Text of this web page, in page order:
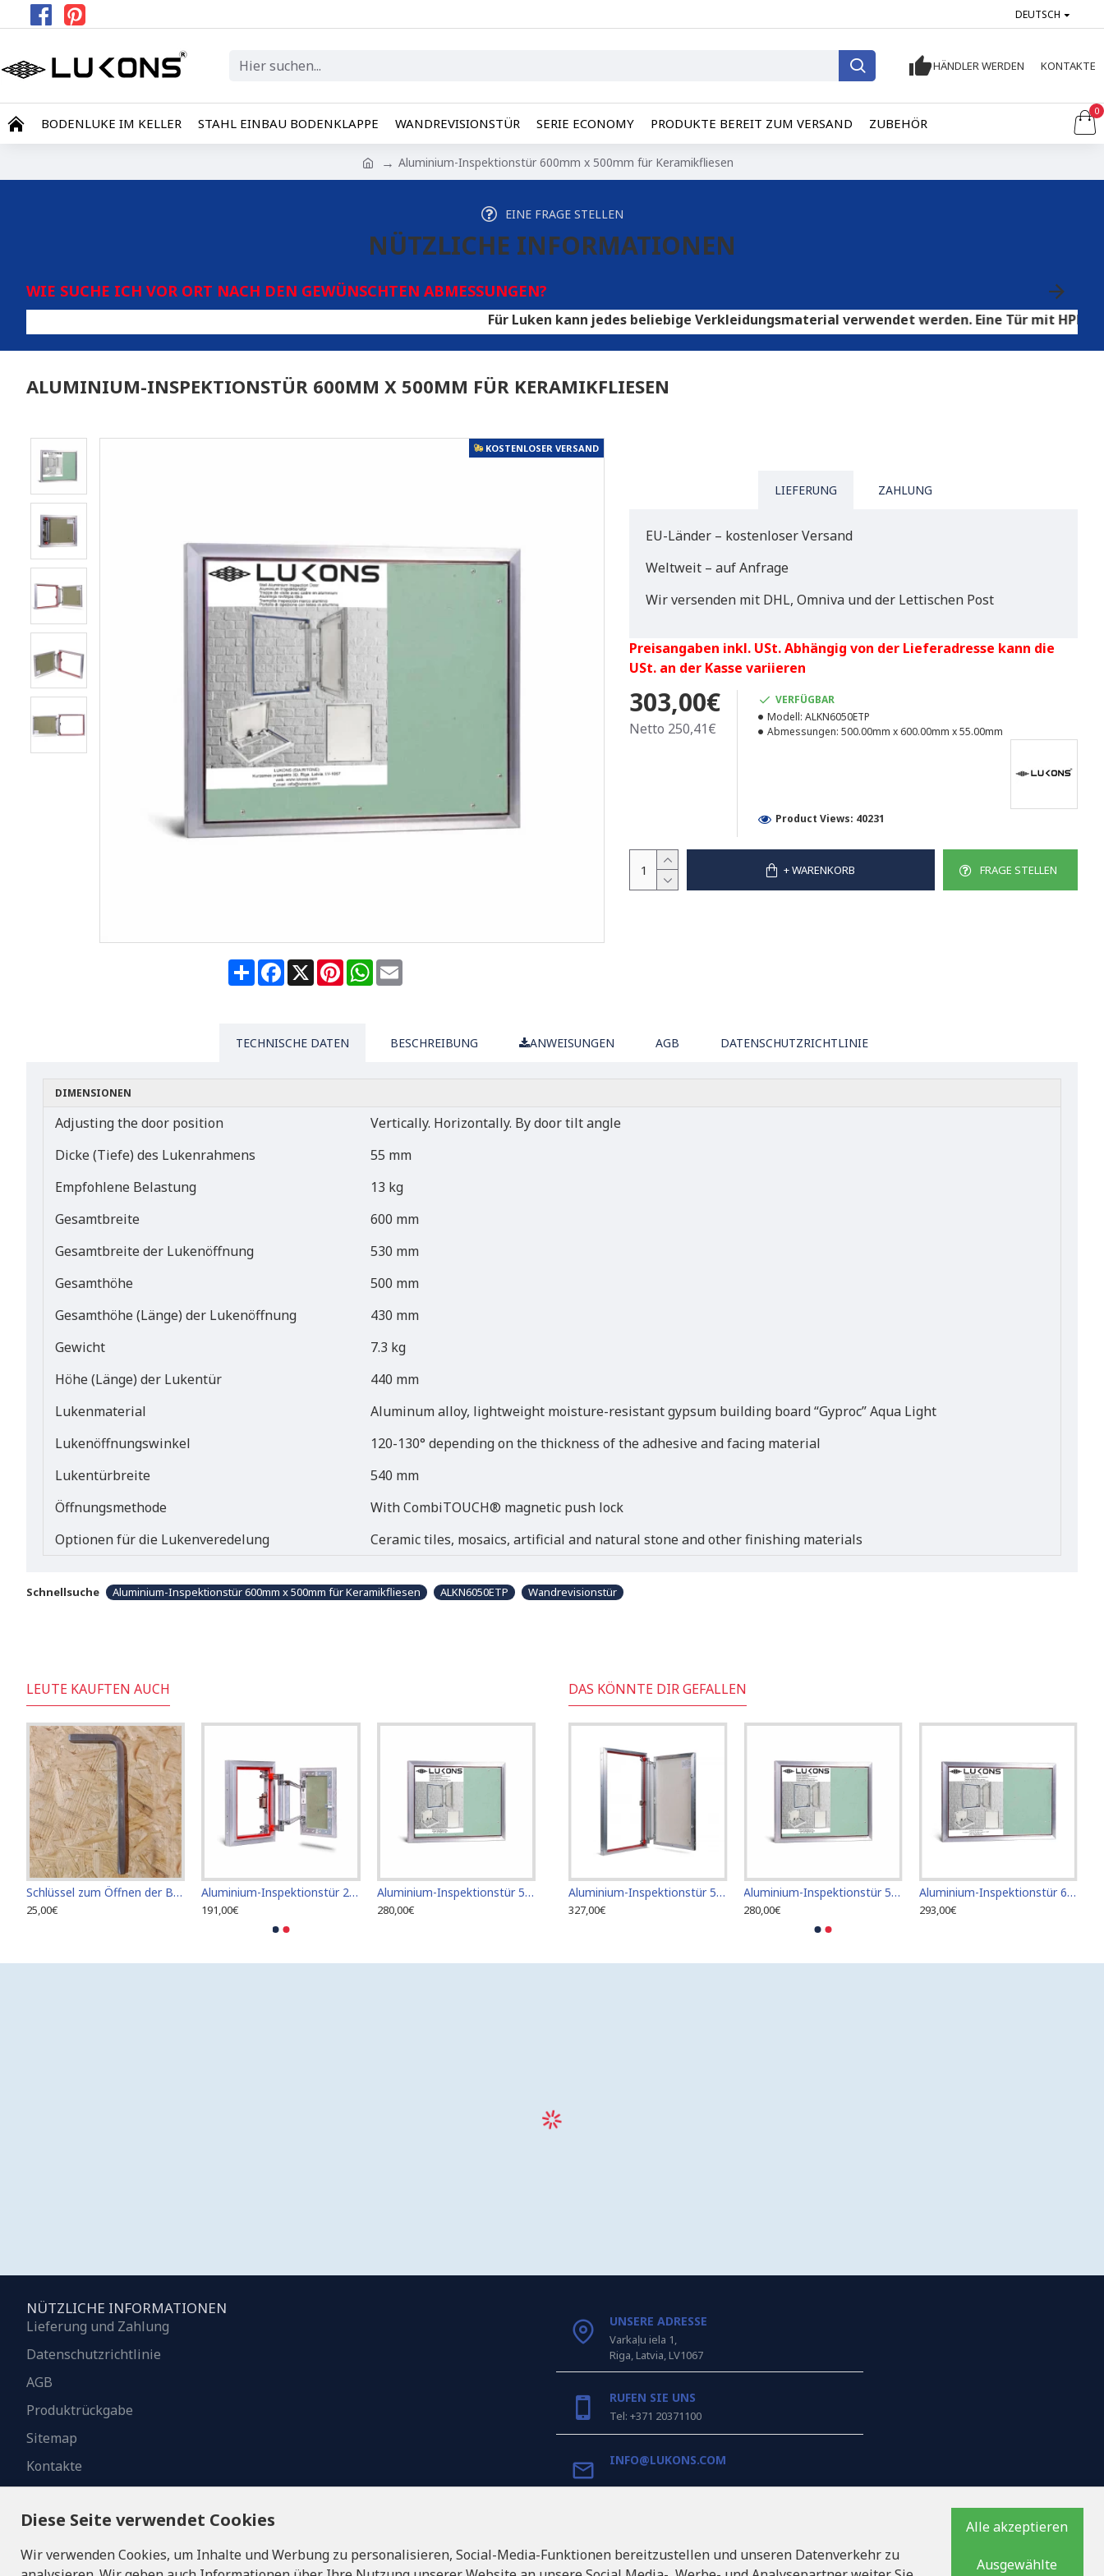
DEUTSCH
HÄNDLER WERDEN KONTAKTE
BODENLUKE IM KELLER STAHL EINBAU BODENKLAPPE WANDREVISIONSTÜR SERIE ECONOMY PRODUKTE BEREIT ZUM VERSAND ZUBEHÖR
0
Aluminium-Inspektionstür 600mm x 500mm für Keramikfliesen
EINE FRAGE STELLEN
NÜTZLICHE INFORMATIONEN
WIE SUCHE ICH VOR ORT NACH DEN GEWÜNSCHTEN ABMESSUNGEN?
Für Luken kann jedes beliebige Verkleidungsmaterial verwendet werden. Eine Tür mit HPL-
ALUMINIUM-INSPEKTIONSTÜR 600MM X 500MM FÜR KERAMIKFLIESEN
KOSTENLOSER VERSAND
ShareFacebook
X PinterestWhatsApp
Email
LIEFERUNG ZAHLUNG
EU-Länder – kostenloser Versand
Weltweit – auf Anfrage
Wir versenden mit DHL, Omniva und der Lettischen Post
Preisangaben inkl. USt. Abhängig von der Lieferadresse kann die
USt. an der Kasse variieren
303,00€
Netto 250,41€
VERFÜGBAR
Modell: ALKN6050ETP
Abmessungen: 500.00mm x 600.00mm x 55.00mm
Product Views: 40231
+ WARENKORB FRAGE STELLEN
TECHNISCHE DATEN BESCHREIBUNG ANWEISUNGEN AGB DATENSCHUTZRICHTLINIE
DIMENSIONEN
Adjusting the door position
Vertically. Horizontally. By door tilt angle
Dicke (Tiefe) des Lukenrahmens
55 mm
Empfohlene Belastung
13 kg
Gesamtbreite
600 mm
Gesamtbreite der Lukenöffnung
530 mm
Gesamthöhe
500 mm
Gesamthöhe (Länge) der Lukenöffnung
430 mm
Gewicht
7.3 kg
Höhe (Länge) der Lukentür
440 mm
Lukenmaterial
Aluminum alloy, lightweight moisture-resistant gypsum building board “Gyproc” Aqua Light
Lukenöffnungswinkel
120-130° depending on the thickness of the adhesive and facing material
Lukentürbreite
540 mm
Öffnungsmethode
With CombiTOUCH® magnetic push lock
Optionen für die Lukenveredelung
Ceramic tiles, mosaics, artificial and natural stone and other finishing materials
Schnellsuche Aluminium-Inspektionstür 600mm x 500mm für Keramikfliesen ALKN6050ETP Wandrevisionstür
LEUTE KAUFTEN AUCH
Schlüssel zum Öffnen der Bodenluke
25,00€
Aluminium-Inspektionstür 200 mm x 300 mm für Keramikfliesen
191,00€
Aluminium-Inspektionstür 500mm x 400mm für Keramikfliesen
280,00€
DAS KÖNNTE DIR GEFALLEN
191,00€
Aluminium-Inspektionstür 500 mm x 800 mm ETP für Keramikfliesen
327,00€
Aluminium-Inspektionstür 500mm x 400mm für Keramikfliesen
280,00€
Aluminium-Inspektionstür 600mm x 400mm für Keramikfliesen
293,00€
NÜTZLICHE INFORMATIONEN
Lieferung und Zahlung
Datenschutzrichtlinie
AGB
Produktrückgabe
Sitemap
Kontakte
UNSERE ADRESSE
Varkaļu iela 1,
Riga, Latvia, LV1067
RUFEN SIE UNS
Tel: +371 20371100
INFO@LUKONS.COM
Reg. Nr. 40103717618
Umsatzsteuer-Identifikationsnummer
Diese Seite verwendet Cookies
Wir verwenden Cookies, um Inhalte und Werbung zu personalisieren, Social-Media-Funktionen bereitzustellen und unseren Datenverkehr zu
Alle akzeptieren
Ausgewählte